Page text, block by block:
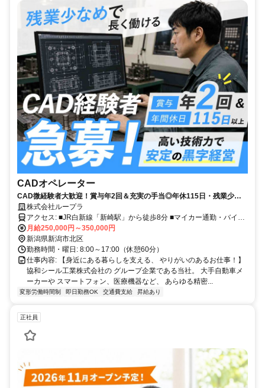
CADオペレーター
CAD微経験者大歓迎！賞与年2回＆充実の手当◎年休115日・残業少な
め 株式会社ループラ
アクセス: ■JR白新線「新崎駅」から徒歩8分 ■マイカー通勤・バイク
通勤可（駐車場完備）
月給250,000円～350,000円
新潟県新潟市北区
勤務時間・曜日: 8:00～17:00（休憩60分）
仕事内容: 【身近にある暮らしを支える、 やりがいのあるお仕事！】
協和シール工業株式会社の グループ企業である当社。 大手自動車メ
ーカーや スマートフォン、医療機器など、 あらゆる精密...
変形労働時間制 即日勤務OK 交通費支給 昇給あり
正社員